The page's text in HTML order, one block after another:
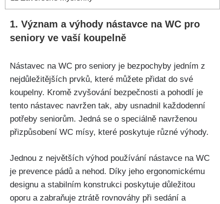
1. Význam a výhody nástavce na WC pro
seniory ve vaší koupelně
Nástavec na WC pro seniory je bezpochyby jedním z
nejdůležitějších prvků, které můžete přidat do své
koupelny. Kromě zvyšování bezpečnosti a pohodlí je
tento nástavec navržen tak, aby usnadnil každodenní
potřeby seniorům. Jedná se o speciálně navrženou
přizpůsobení WC mísy, které poskytuje různé výhody.
Jednou z největších výhod používání nástavce na WC
je prevence pádů a nehod. Díky jeho ergonomickému
designu a stabilním konstrukci poskytuje důležitou
oporu a zabraňuje ztrátě rovnováhy při sedání a